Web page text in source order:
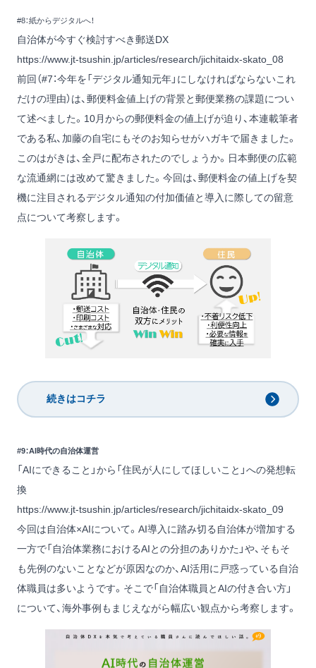
#8：紙からデジタルへ！
自治体が今すぐ検討すべき郵送DX
https://www.jt-tsushin.jp/articles/research/jichitaidx-skato_08
前回（#7：今年を「デジタル通知元年」にしなければならないこれ
だけの理由）は、郵便料金値上げの背景と郵便業務の課題につい
て述べました。10月からの郵便料金の値上げが迫り、本連載筆者
である私、加藤の自宅にもそのお知らせがハガキで届きました。
このはがきは、全戸に配布されたのでしょうか。日本郵便の広範
な流通網には改めて驚きました。今回は、郵便料金の値上げを契
機に注目されるデジタル通知の付加価値と導入に際しての留意
点について考察します。
続きはコチラ
#9：AI時代の自治体運営
「AIにできること」から「住民が人にしてほしいこと」への発想転
換
https://www.jt-tsushin.jp/articles/research/jichitaidx-skato_09
今回は自治体×AIについて。AI導入に踏み切る自治体が増加する
一方で「自治体業務におけるAIとの分担のありかた」や、そもそ
も先例のないことなどが原因なのか、AI活用に戸惑っている自治
体職員は多いようです。そこで「自治体職員とAIの付き合い方」
について、海外事例もまじえながら幅広い観点から考察します。